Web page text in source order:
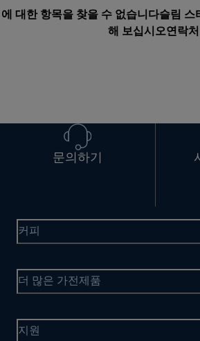
에 대한 항목을 찾을 수 없습니다슬림 스
해 보십시오연락처
문의하기
커피
더 많은 가전제품
지원